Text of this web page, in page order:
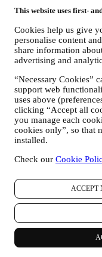
This website uses first-
Cookies help us give
personalise content
share information
advertising and
“Necessary Cookies”
support web
uses above
clicking “Accept all
you manage each
cookies only”, so that
installed.
Check our Cookie
ACCEPT
3. POR QUE REUNIMOS
Podemos processar os
PARA AS
que processar
das autoridades.
PARA CRIAR
seus dados para
acesso a uma série
registrados, para
check-out mais
visualizar e
processamento é
estes depois de
GERIR AS
NOSSOS
Usaremos os seus
contratual
assistência pós-
nossos concursos.